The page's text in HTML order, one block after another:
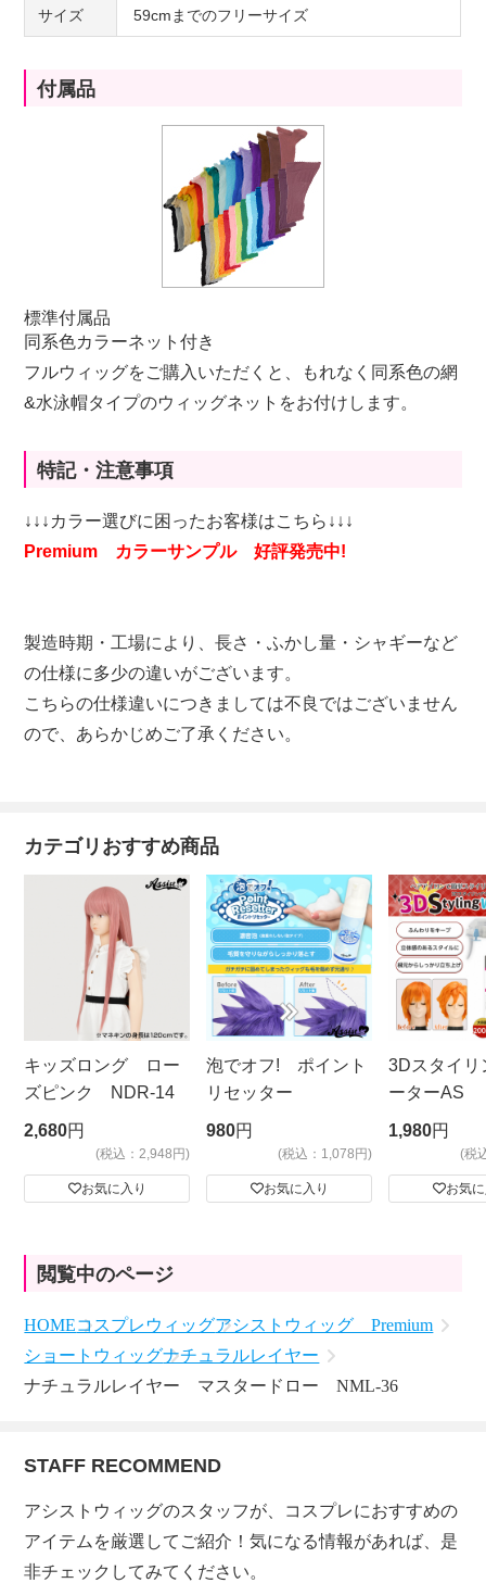
サイズ 59cmまでのフリーサイズ
付属品
標準付属品
同系色カラーネット付き
フルウィッグをご購入いただくと、もれなく同系色の網
&水泳帽タイプのウィッグネットをお付けします。
特記・注意事項
↓↓↓カラー選びに困ったお客様はこちら↓↓↓
Premium カラーサンプル 好評発売中!
製造時期・工場により、長さ・ふかし量・シャギーなど
の仕様に多少の違いがございます。
こちらの仕様違いにつきましては不良ではございません
ので、あらかじめご了承ください。
カテゴリおすすめ商品
キッズロング ロー
ズピンク NDR-14
2,680円
(税込：2,948円)
お気に入り
泡でオフ! ポイント
リセッター
980円
(税込：1,078円)
お気に入り
3Dスタイリ
ーターAS
ビッグサイ
1,980円
(税
お気
閲覧中のページ
HOMEコスプレウィッグアシストウィッグ Premium
ショートウィッグナチュラルレイヤー
ナチュラルレイヤー マスタードロー NML-36
STAFF RECOMMEND
アシストウィッグのスタッフが、コスプレにおすすめの
アイテムを厳選してご紹介！気になる情報があれば、是
非チェックしてみてください。